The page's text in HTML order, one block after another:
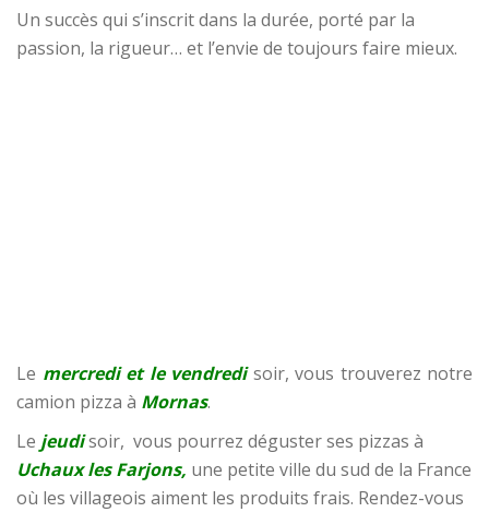
Un succès qui s’inscrit dans la durée, porté par la
passion, la rigueur… et l’envie de toujours faire mieux.
Le mercredi et le vendredisoir, vous trouverez notre
camion pizza à Mornas.
Le jeudisoir, vous pourrez déguster ses pizzas à
Uchaux les Farjons, une petite ville du sud de la France
où les villageois aiment les produits frais. Rendez-vous